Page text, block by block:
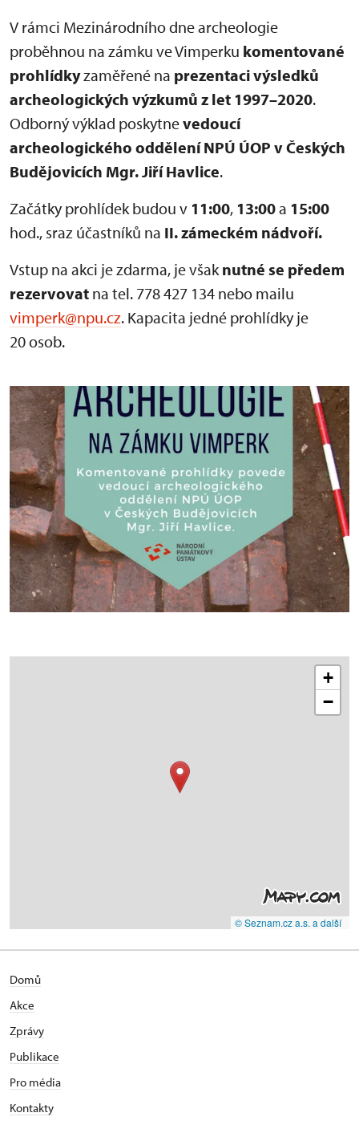
V rámci Mezinárodního dne archeologie
proběhnou na zámku ve Vimperku komentované
prohlídkyzaměřené na prezentaci výsledků
archeologických výzkumů z let 1997–2020.
Odborný výklad poskytnevedoucí
archeologického oddělení NPÚ ÚOP v Českých
Budějovicích Mgr. Jiří Havlice.
Začátky prohlídek budou v 11:00, 13:00a 15:00
hod., sraz účastníků na II. zámeckém nádvoří.
Vstup na akci je zdarma, je však nutné se předem
rezervovat na tel. 778 427 134 nebo mailu
vimperk@npu.cz. Kapacita jedné prohlídky je
20 osob.
+
−
© Seznam.cz a.s. a další
Domů
Akce
Zprávy
Publikace
Pro média
Kontakty